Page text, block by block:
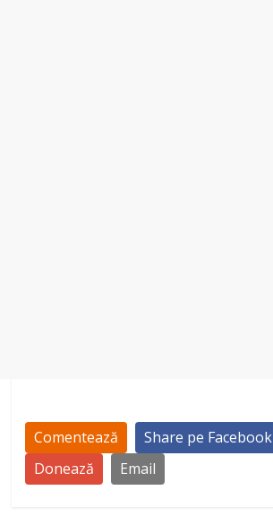
Comentează Share pe Facebook
Donează
Email